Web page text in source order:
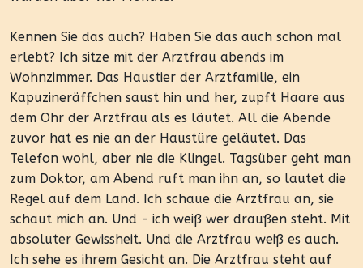
Kennen Sie das auch? Haben Sie das auch schon mal
erlebt? Ich sitze mit der Arztfrau abends im
Wohnzimmer. Das Haustier der Arztfamilie, ein
Kapuzineräffchen saust hin und her, zupft Haare aus
dem Ohr der Arztfrau als es läutet. All die Abende
zuvor hat es nie an der Haustüre geläutet. Das
Telefon wohl, aber nie die Klingel. Tagsüber geht man
zum Doktor, am Abend ruft man ihn an, so lautet die
Regel auf dem Land. Ich schaue die Arztfrau an, sie
schaut mich an. Und - ich weiß wer draußen steht. Mit
absoluter Gewissheit. Und die Arztfrau weiß es auch.
Ich sehe es ihrem Gesicht an. Die Arztfrau steht auf